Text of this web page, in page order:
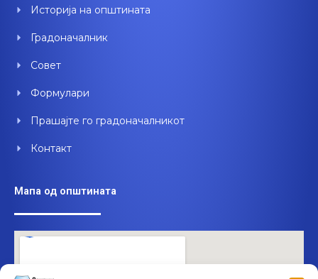
k
n
Историја на општината
Градоначалник
Совет
Формулари
Прашајте го градоначалникот
Контакт
Мапа од општината